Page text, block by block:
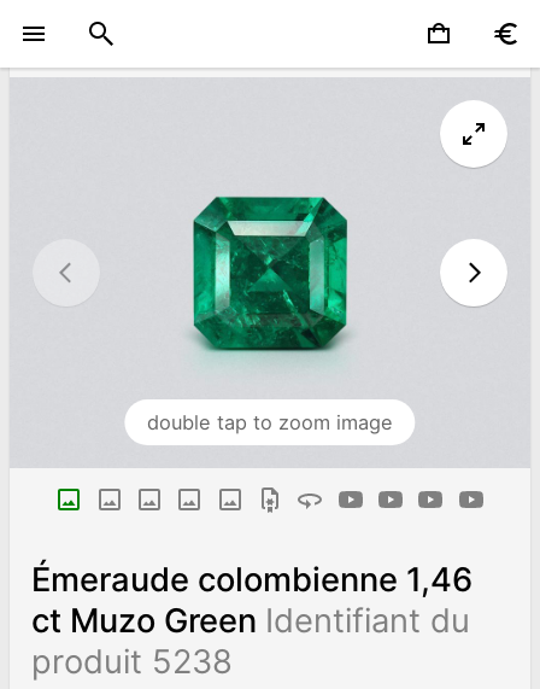
double tap to zoom image
Émeraude colombienne 1,46
ct Muzo Green Identifiant du
produit 5238